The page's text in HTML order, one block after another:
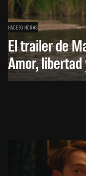
HACE 10 HORAS
El trailer de
Amor,